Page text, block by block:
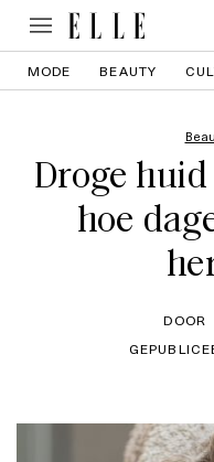
MODE BEAUTY
Droge
hoe
DOOR